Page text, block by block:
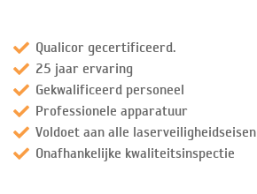
Qualicor gecertificeerd.
25 jaar ervaring
Gekwalificeerd personeel
Professionele apparatuur
Voldoet aan alle laserveiligheidseisen
Onafhankelijke kwaliteitsinspectie